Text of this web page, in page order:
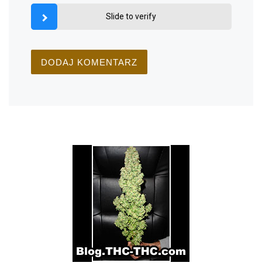
Slide to verify